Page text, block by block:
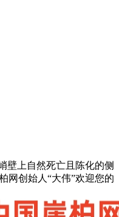
壁上自然死亡且陈化的侧
网创始人“大伟”欢迎您的